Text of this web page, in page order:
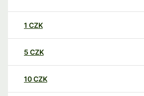
1 CZK
5 CZK
10CZK